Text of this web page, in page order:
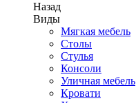
Назад
Виды
Мягкая мебель
Столы
Стулья
Консоли
Уличная мебель
Кровати